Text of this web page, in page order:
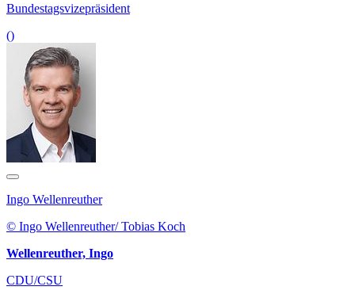
Bundestagsvizepräsident
()
Ingo Wellenreuther
© Ingo Wellenreuther/ Tobias Koch
Wellenreuther, Ingo
CDU/CSU